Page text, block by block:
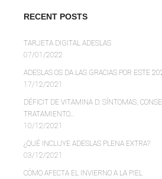
RECENT POSTS
TARJETA DIGITAL ADESLAS
07/01/2022
ADESLAS OS DA LAS GRACIAS POR ESTE
17/12/2021
DÉFICIT DE VITAMINA D: SÍNTOMAS,
TRATAMIENTO…
10/12/2021
¿QUÉ INCLUYE ADESLAS PLENA EXTRA?
03/12/2021
CÓMO AFECTA EL INVIERNO A LA PIEL